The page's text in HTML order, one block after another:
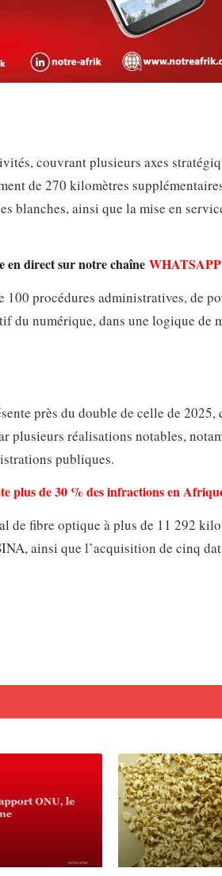
couvrant plusieurs axes
de 270 kilomètres
blanches, ainsi que la mise en
en direct sur notre chaîneWHATSAPP
procédures administratives, de
du numérique, dans une logique de
près du double de celle de 2025,
plusieurs réalisations notables,
publiques.
plus de 30 % des infractions en
de fibre optique à plus de 11 292
ainsi que l’acquisition de cinq